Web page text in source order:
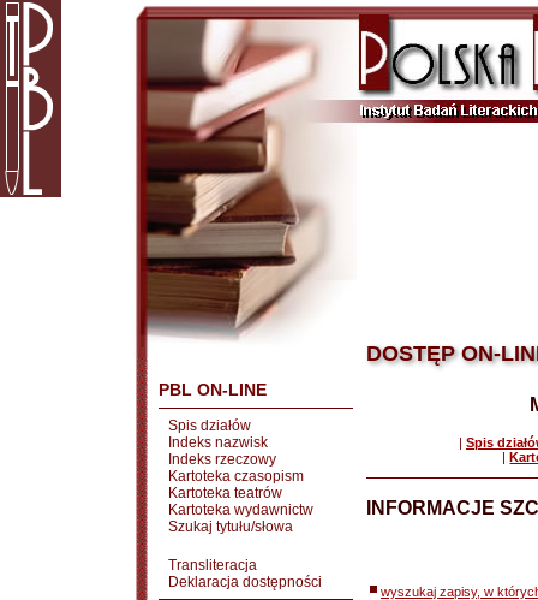
PBL ON-LINE
Spis działów
Indeks nazwisk
Indeks rzeczowy
Kartoteka czasopism
Kartoteka teatrów
Kartoteka wydawnictw
Szukaj tytułu/słowa
Transliteracja
Deklaracja dostępności
DOSTĘP ON-
| Spis
|
INFORMACJE
wyszukaj zapisy, w